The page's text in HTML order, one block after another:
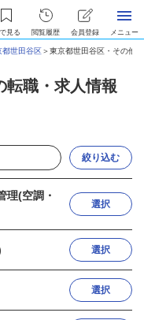
見る 閲覧履歴 会員登録 メニュー
都世田谷区＞東京都世田谷区・その他
転職・求人情報
絞り込む
理(空調・
選択
選択
選択